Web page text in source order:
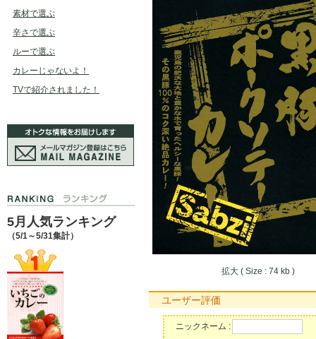
素材で選ぶ
辛さで選ぶ
ルーで選ぶ
カレーじゃないよ！
TVで紹介されました！
5月人気ランキング
（5/1～5/31集計）
拡大 ( Size : 74 kb )
ユーザー評価
ニックネーム :